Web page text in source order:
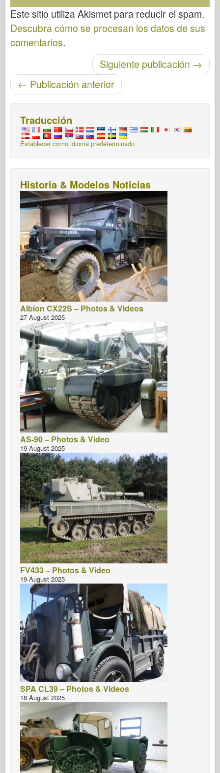
Este sitio utiliza Akismet para reducir el spam.
Descubra cómo se procesan los datos de sus
comentarios.
Siguiente publicación →
← Publicación anterior
Traducción
Establecer como idioma predeterminado
Historia & Modelos Noticias
Albion CX22S – Photos & Videos
27 August 2025
AS-90 – Photos & Video
19 August 2025
FV433 – Photos & Video
19 August 2025
SPA CL39 – Photos & Videos
18 August 2025